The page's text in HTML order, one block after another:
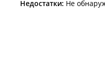
Недостатки: Не